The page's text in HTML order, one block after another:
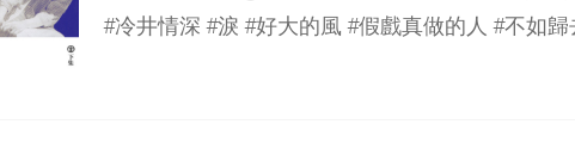
#冷井情深 #淚 #好大的風 #假戲真做的人 #不如